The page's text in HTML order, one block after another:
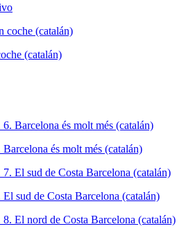
(catalán)
és molt més (catalán)
El sud de Costa Barcelona (catalán)